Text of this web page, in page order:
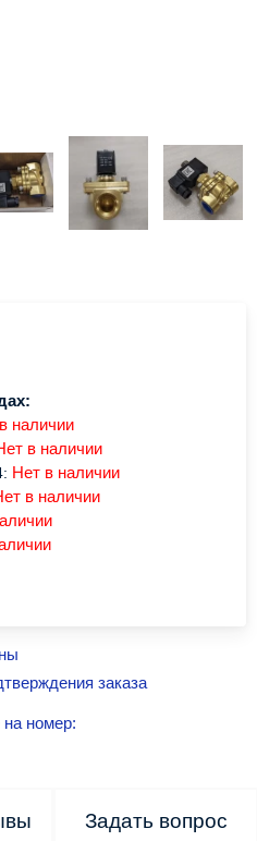
наличии
в наличии
Нет в наличии
в наличии
заказа
номер:
Задать вопрос